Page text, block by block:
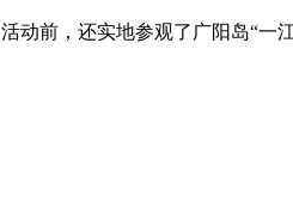
活动前，还实地参观了广阳岛“一